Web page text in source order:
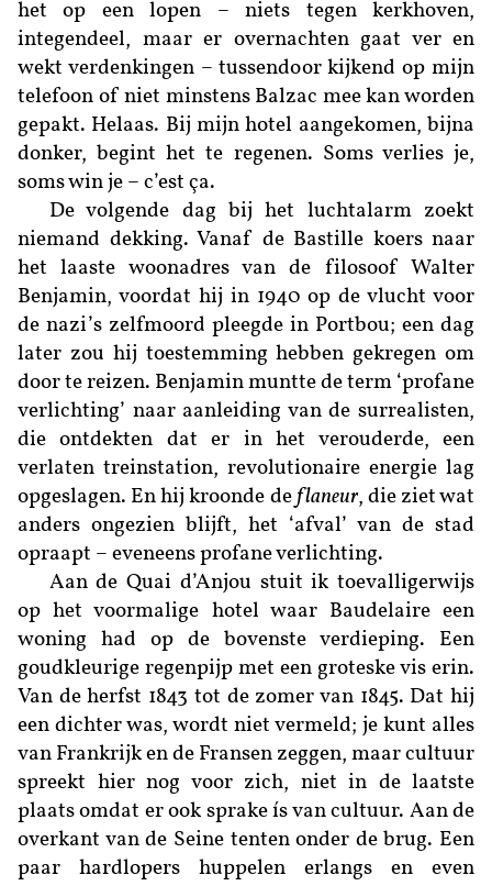
het op een lopen – niets tegen kerkhoven,
integendeel, maar er overnachten gaat ver en
wekt verdenkingen – tussendoor kijkend op mijn
telefoon of niet minstens Balzac mee kan worden
gepakt. Helaas. Bij mijn hotel aangekomen, bijna
donker, begint het te regenen. Soms verlies je,
soms win je – c’est ça.
De volgende dag bij het luchtalarm zoekt
niemand dekking. Vanaf de Bastille koers naar
het laaste woonadres van de filosoof Walter
Benjamin, voordat hij in 1940 op de vlucht voor
de nazi’s zelfmoord pleegde in Portbou; een dag
later zou hij toestemming hebben gekregen om
door te reizen. Benjamin muntte de term ‘profane
verlichting’ naar aanleiding van de surrealisten,
die ontdekten dat er in het verouderde, een
verlaten treinstation, revolutionaire energie lag
opgeslagen. En hij kroonde de flaneur, die ziet wat
anders ongezien blijft, het ‘afval’ van de stad
opraapt – eveneens profane verlichting.
Aan de Quai d’Anjou stuit ik toevalligerwijs
op het voormalige hotel waar Baudelaire een
woning had op de bovenste verdieping. Een
goudkleurige regenpijp met een groteske vis erin.
Van de herfst 1843 tot de zomer van 1845. Dat hij
een dichter was, wordt niet vermeld; je kunt alles
van Frankrijk en de Fransen zeggen, maar cultuur
spreekt hier nog voor zich, niet in de laatste
plaats omdat er ook sprake ís van cultuur. Aan de
overkant van de Seine tenten onder de brug. Een
paar hardlopers huppelen erlangs en even